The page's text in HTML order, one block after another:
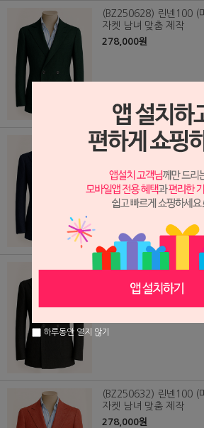
(BZ250628) 린넨100 (
자켓 남녀 맞춤 제작
278,000원
(BZ250630) 린넨100 (
자켓 남녀 맞춤 제작
278,000원
(BZ250631) 린넨100
278,000원
(BZ250632) 린넨100 (
자켓 남녀 맞춤 제작
278,000원
하루동안 열지 않기